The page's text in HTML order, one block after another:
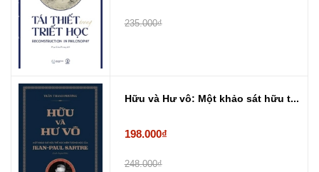
235.000₫
Hữu và Hư vô: Một khảo sát hữu t...
198.000₫
248.000₫